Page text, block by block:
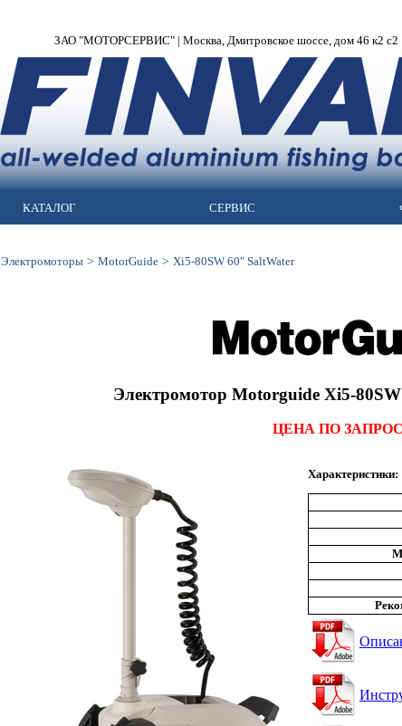
ЗАО "МОТОРСЕРВИС" | Москва, Дмитровское шоссе, дом 46 к2 с2
КАТАЛОГ СЕРВИС
Электромоторы > MotorGuide > Xi5-80SW 60" SaltWater
Электромотор Motorguide Xi5-
ЦЕНА ПО
Характеристики: